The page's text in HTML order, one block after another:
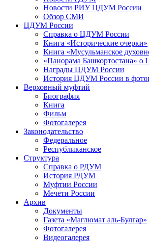
Новости РИУ ЦДУМ России
Обзор СМИ
ЦДУМ России
Справка о ЦДУМ России
Книга «Исторические очерки»
Книга «Мусульманское
«Панорама Башкортостана»
Награды ЦДУМ России
История ЦДУМ России в
Верховный муфтий
Биография
Книга
Фильм
Фотогалерея
Законодательство
Федеральное
Республиканское
Структура
Справка о РДУМ
История РДУМ
Муфтии России
Мечети России
Архив
Документы
Газета «Маглюмат аль-Булгар»
Фотогалерея
Видеогалерея